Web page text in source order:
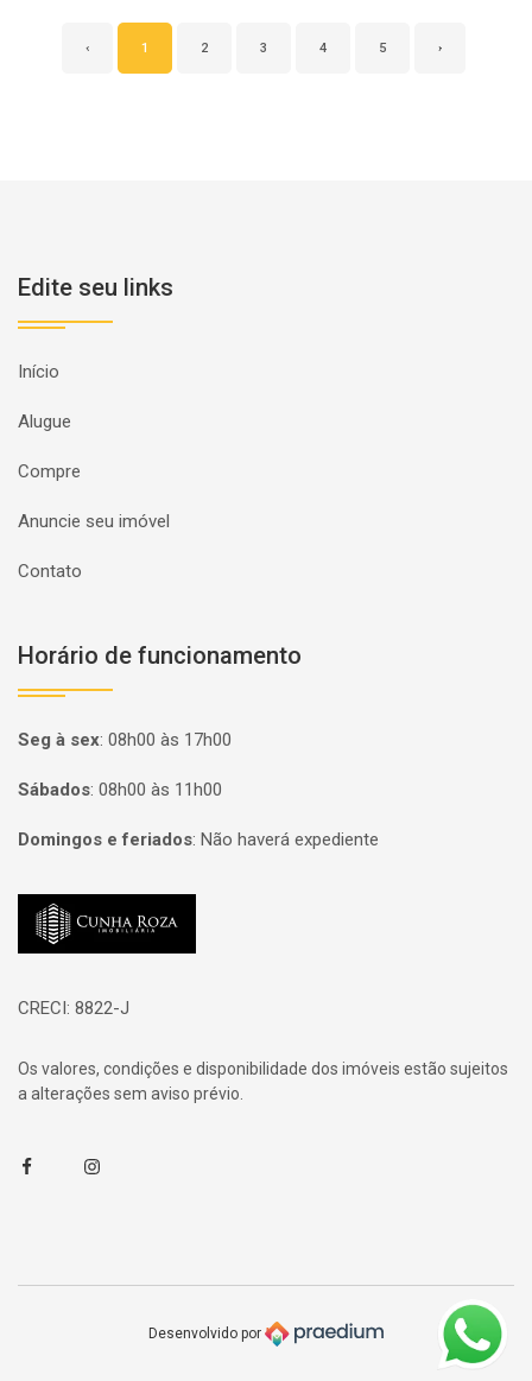
‹ 1 2 3 4 5 ›
Edite seu links
Início
Alugue
Compre
Anuncie seu imóvel
Contato
Horário de funcionamento
Seg à sex: 08h00 às 17h00
Sábados: 08h00 às 11h00
Domingos e feriados: Não haverá expediente
Página inicial
CRECI: 8822-J
Os valores, condições e disponibilidade dos imóveis estão sujeitos
a alterações sem aviso prévio.
FacebookInstagram
Desenvolvido por